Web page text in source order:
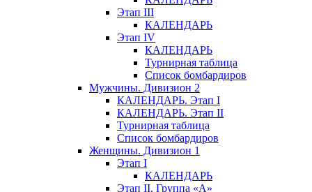
Этап III
КАЛЕНДАРЬ
Этап IV
КАЛЕНДАРЬ
Турнирная таблица
Список бомбардиров
Мужчины. Дивизион 2
КАЛЕНДАРЬ. Этап I
КАЛЕНДАРЬ. Этап II
Турнирная таблица
Список бомбардиров
Женщины. Дивизион 1
Этап I
КАЛЕНДАРЬ
Этап II. Группа «А»